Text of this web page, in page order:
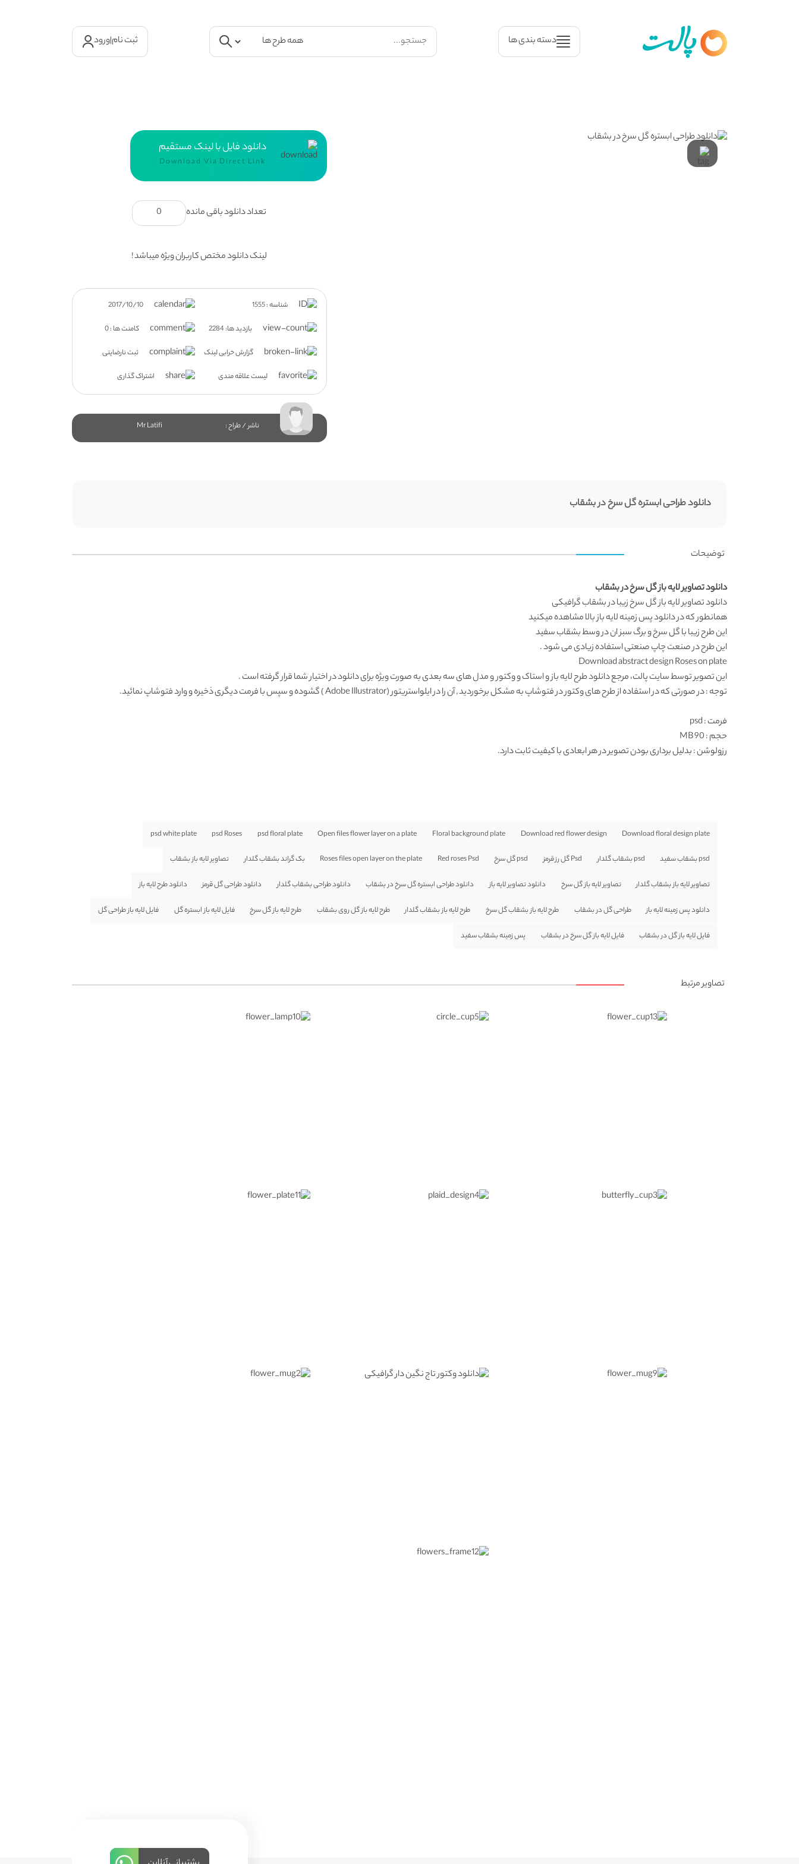
دسته بندی ها ثبت نام|ورود
دانلود فایل با لینک مستقیم
Download Via Direct Link
تعداد دانلود باقی مانده 0
لینک دانلود مختص کاربران ویژه میباشد !
شناسه : 1555
2017/10/10
بازدید ها: 2284
کامنت ها : 0
گزارش خرابی لینک
ثبت نارضایتی
لیست علاقه مندی
اشتراک گذاری
ناشر / طراح : Mr Latifi
دانلود طراحی ابستره گل سرخ در بشقاب
توضیحات
دانلود تصاویر لایه باز گل سرخ در بشقاب
دانلود تصاویر لایه بازگل سرخ زیبا در بشقاب گرافیکی
همانطور که دردانلود پس زمینه لایه بازبالا مشاهده میکنید
این طرح زیبا با گل سرخ و برگ سبز ان در وسط بشقاب سفید
این طرح در صنعت چاپ صنعتی استفاده زیادی می شود .
Download abstract design Roses on plate
این تصویر توسط سایت پالت، مرجعدانلود طرح لایه بازو استاک و وکتور و مدل های سه بعدی به صورت ویژه برای دانلود در اختیار شما قرار گرفته است .
توجه : در صورتی که در استفاده از طرح های وکتور در فتوشاپ به مشکل برخوردید , آن را در ایلواستریتور (Adobe Illustrator ) گشوده و سپس با فرمت دیگری ذخیره و وارد فتوشاپ نمائید.
فرمت: psd
حجم : 90 MB
رزولوشن: بدلیل برداری بودن تصویر در هر ابعادی با کیفیت ثابت دارد.
Download floral design plate
Download red flower design
Floral background plate
Open files flower layer on a plate
psd floral plate
psd Roses
psd white plate
psd بشقاب سفید psd بشقاب گلدار Psd گل رز قرمز psd گل سرخ Red roses Psd
Roses files open layer on the plate بک گراند بشقاب گلدار تصاویر لایه باز بشقاب
تصاویر لایه باز بشقاب گلدار تصاویر لایه باز گل سرخ دانلود تصاویر لایه باز دانلود طراحی ابستره گل سرخ در بشقاب دانلود طراحی بشقاب گلدار دانلود طراحی گل قرمز دانلود طرح لایه باز
دانلود پس زمینه لایه باز طراحی گل در بشقاب طرح لایه باز بشقاب گل سرخ طرح لایه باز بشقاب گلدار طرح لایه باز گل روی بشقاب طرح لایه باز گل سرخ فایل لایه باز ابستره گل فایل لایه باز طراحی گل
فایل لایه باز گل در بشقاب فایل لایه باز گل سرخ در بشقاب پس زمینه بشقاب سفید
تصاویر مرتبط